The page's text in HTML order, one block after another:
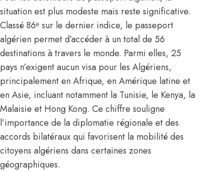
situation est plus modeste mais reste significative.
Classé 86ᵉ sur le dernier indice, le passeport
algérien permet d’accéder à un total de 56
destinations à travers le monde. Parmi elles, 25
pays n’exigent aucun visa pour les Algériens,
principalement en Afrique, en Amérique latine et
en Asie, incluant notamment la Tunisie, le Kenya, la
Malaisie et Hong Kong. Ce chiffre souligne
l’importance de la diplomatie régionale et des
accords bilatéraux qui favorisent la mobilité des
citoyens algériens dans certaines zones
géographiques.